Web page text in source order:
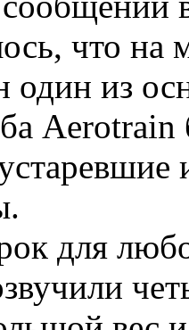
что на
один из
Aerotrain
для